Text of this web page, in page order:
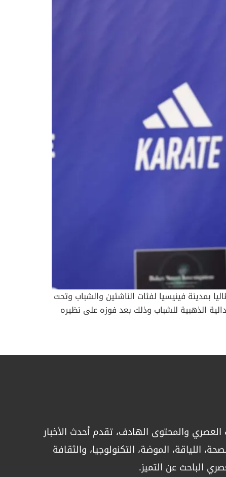
7 ميداليات متنوعة في بطولة العالم 2024 التي أقيمت في إيطاليا بمدينة فينيسيا لفئات الناشئين والشباب وتحت
وانتزع اللاعب عبدالله القحطاني الميدالية الذهبية للشباب وذلك بعد فوزه على نظيره
البرونزية للشباب بعد فوزه على نظيره المكسيكي كروز
في اللعبة، حيث تجاوزت بطلات البوسنة
الذي تشرف عليه اللجنة الأولمبية
الدوري العالمي للكاراتيه، خلال شهريّ يونيو
منافسات اليوم الرابع من بطولة العالم
للكاراتيه للناشئين والشباب وتحت 21 عاماً. وتمكن هاني رشيد من نيل الميدالية الذهبية لمنافسات الشباب لفئة وزن تحت 55 كجم، بعد فوزه في النهائي على خصمه
والمحتوى الهادف، تقدم أحدث الأخبار
اللياقة، الموضة، التكنولوجيا، والثقافة
الباحث عن التميز.